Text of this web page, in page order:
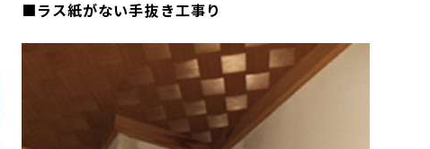
■ラス紙がない手抜き工事り